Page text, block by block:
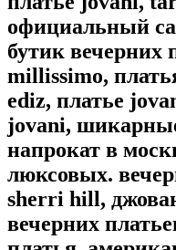
официальный
бутик вечерних
millissimo,
ediz, платье
jovani,
напрокат в
люксовых.
sherri hill,
вечерних